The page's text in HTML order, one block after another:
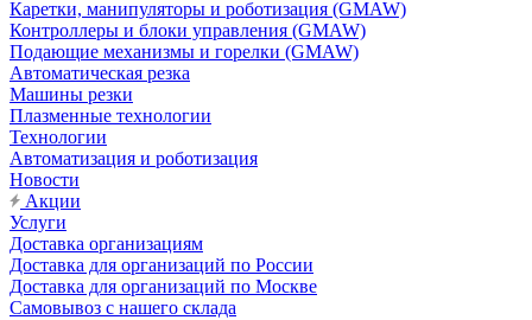
Каретки, манипуляторы и роботизация (GMAW)
Контроллеры и блоки управления (GMAW)
Подающие механизмы и горелки (GMAW)
Автоматическая резка
Машины резки
Плазменные технологии
Технологии
Автоматизация и роботизация
Новости
Акции
Услуги
Доставка организациям
Доставка для организаций по России
Доставка для организаций по Москве
Самовывоз с нашего склада